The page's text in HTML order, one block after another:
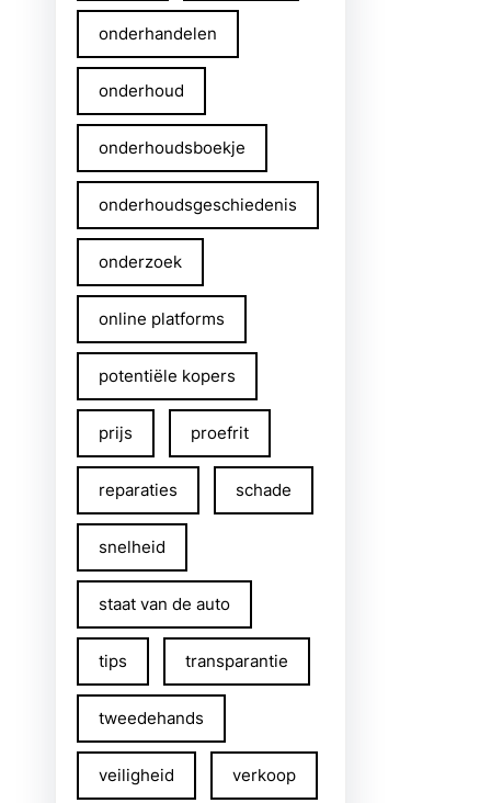
onderhandelen
onderhoud
onderhoudsboekje
onderhoudsgeschiedenis
onderzoek
online platforms
potentiële kopers
prijs proefrit
reparaties schade
snelheid
staat van de auto
tips transparantie
tweedehands
veiligheid verkoop